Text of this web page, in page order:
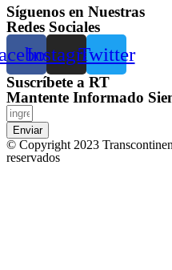
Síguenos en Nuestras
Redes Sociales
InstagramTwitter
Suscríbete a RT
Mantente Informado
Enviar
© Copyright 2023
reservados